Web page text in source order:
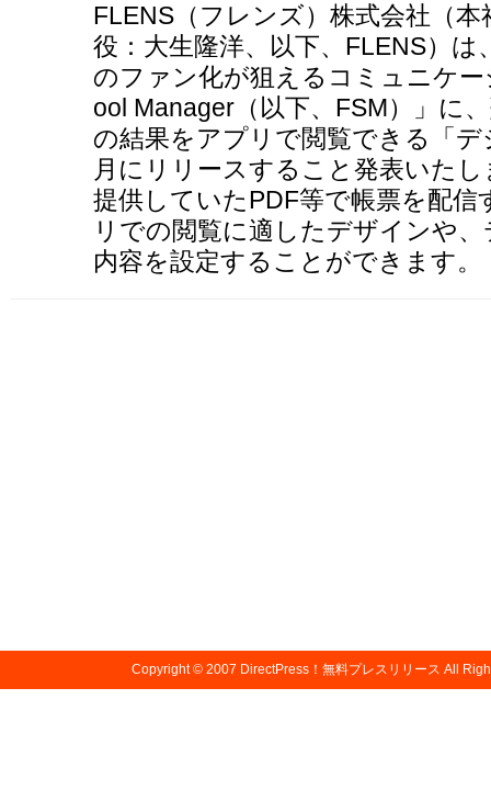
FLENS（フレンズ）株式会社（
役：大生隆洋、以下、FLENS）
のファン化が狙えるコミュニケ
ool Manager（以下、FSM）」に
の結果をアプリで閲覧できる「
月にリリースすること発表いた
提供していたPDF等で帳票を配
リでの閲覧に適したデザインや
内容を設定することができます。
Copyright © 2007 DirectPress！無料プレスリリース All